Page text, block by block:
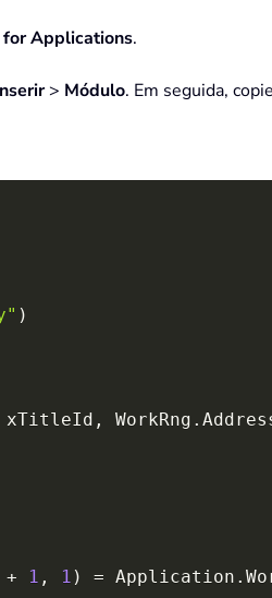
Applications.
> Módulo. Em seguida,
)
xTitleId , WorkRng .
+ 1 , 1 ) = Application .